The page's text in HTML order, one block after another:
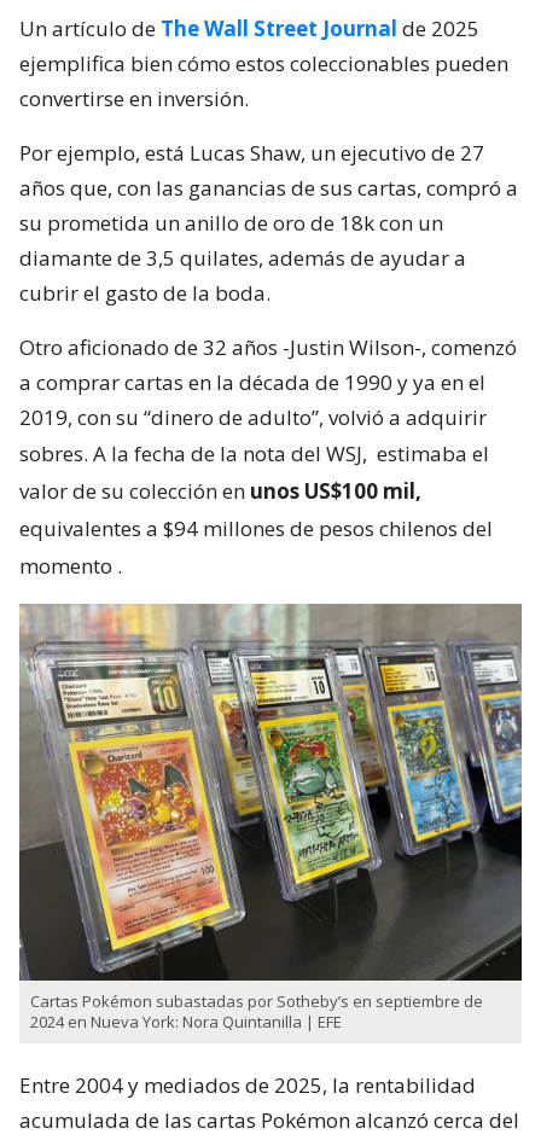
Un artículo de The Wall Street Journal de 2025
ejemplifica bien cómo estos coleccionables pueden
convertirse en inversión.
Por ejemplo, está Lucas Shaw, un ejecutivo de 27
años que, con las ganancias de sus cartas, compró a
su prometida un anillo de oro de 18k con un
diamante de 3,5 quilates, además de ayudar a
cubrir el gasto de la boda.
Otro aficionado de 32 años -Justin Wilson-, comenzó
a comprar cartas en la década de 1990 y ya en el
2019, con su “dinero de adulto”, volvió a adquirir
sobres. A la fecha de la nota del WSJ, estimaba el
valor de su colección en unos US$100 mil,
equivalentes a $94 millones de pesos chilenos del
momento .
Cartas Pokémon subastadas por Sotheby’s en septiembre de
2024 en Nueva York: Nora Quintanilla | EFE
Entre 2004 y mediados de 2025, la rentabilidad
acumulada de las cartas Pokémon alcanzó cerca del